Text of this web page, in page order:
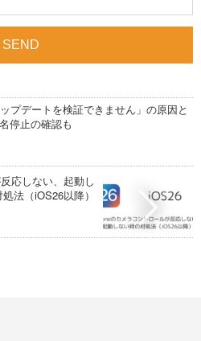
プデートを検証できません」の原因と
停止の確認も
応しない、起動し
法（iOS26以降）